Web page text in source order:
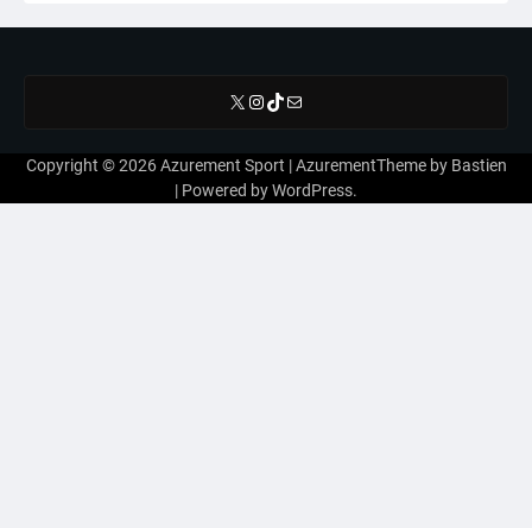
X Instagram
TikTok
E-mail
Copyright © 2026Azurement Sport | AzurementTheme by Bastien
| Powered byWordPress.